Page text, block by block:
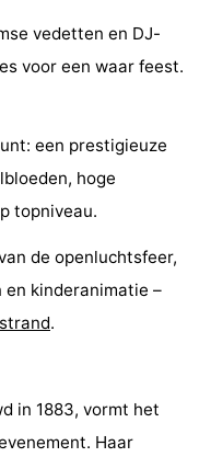
vedetten en DJ-
voor een waar feest.
een prestigieuze
hoge
topniveau.
de openluchtsfeer,
kinderanimatie –
.
in 1883, vormt het
Haar